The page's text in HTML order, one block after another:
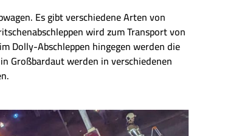
Es gibt verschiedene Arten von
wird zum Transport von
Dolly-Abschleppen hingegen werden die
Großbardaut werden in verschiedenen